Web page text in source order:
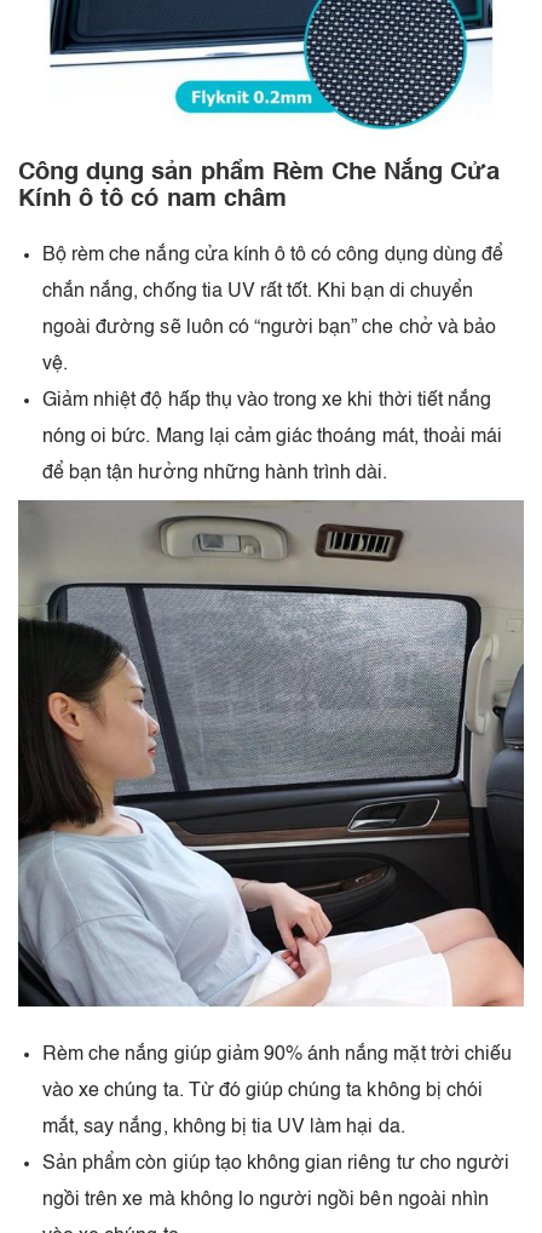
Công dụng sản phẩm Rèm Che Nắng Cửa
Kính ô tô có nam châm
Bộ rèm che nắng cửa kính ô tô có công dụng dùng để
chắn nắng, chống tia UV rất tốt. Khi bạn di chuyển
ngoài đường sẽ luôn có “người bạn” che chở và bảo
vệ.
Giảm nhiệt độ hấp thụ vào trong xe khi thời tiết nắng
nóng oi bức. Mang lại cảm giác thoáng mát, thoải mái
để bạn tận hưởng những hành trình dài.
Rèm che nắng giúp giảm 90% ánh nắng mặt trời chiếu
vào xe chúng ta. Từ đó giúp chúng ta không bị chói
mắt, say nắng, không bị tia UV làm hại da.
Sản phẩm còn giúp tạo không gian riêng tư cho người
ngồi trên xe mà không lo người ngồi bên ngoài nhìn